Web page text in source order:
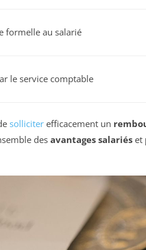
formelle au salarié
le service comptable
solliciter efficacement un
des avantages salariés et